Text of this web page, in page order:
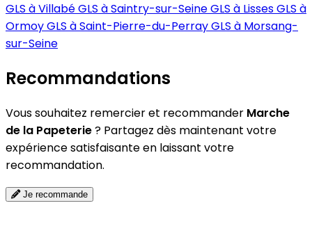
GLS à VillabéGLS à Saintry-sur-SeineGLS à LissesGLS à
OrmoyGLS à Saint-Pierre-du-PerrayGLS à Morsang-
sur-Seine
Recommandations
Vous souhaitez remercier et recommander Marche
de la Papeterie? Partagez dès maintenant votre
expérience satisfaisante en laissant votre
recommandation.
Je recommande